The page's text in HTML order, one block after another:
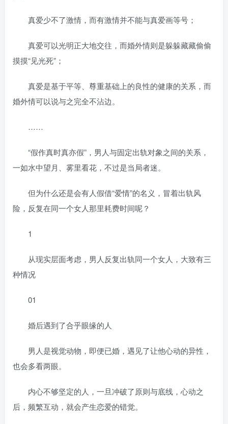
真爱少不了激情，而有激情并不能与真爱画等号；
真爱可以光明正大地交往，而婚外情则是躲躲藏藏偷偷
摸摸“见光死”；
真爱是基于平等、尊重基础上的良性的健康的关系，而
婚外情可以说与之完全不沾边。
……
“假作真时真亦假”，男人与固定出轨对象之间的关系，
一如水中望月、雾里看花，不过是当局者迷。
但为什么还是会有人假借“爱情”的名义，冒着出轨风
险，反复在同一个女人那里耗费时间呢？
1
从现实层面考虑，男人反复出轨同一个女人，大致有三
种情况
01
婚后遇到了合乎眼缘的人
男人是视觉动物，即便已婚，遇见了让他心动的异性，
也会多看两眼。
内心不够坚定的人，一旦冲破了原则与底线，心动之
后，频繁互动，就会产生恋爱的错觉。